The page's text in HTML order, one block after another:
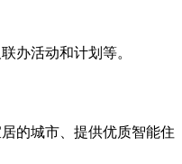
办活动和计划等。
的城市、提供优质智能住